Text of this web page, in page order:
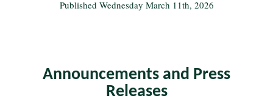
Published Wednesday March 11th, 2026
Announcements and Press
Releases